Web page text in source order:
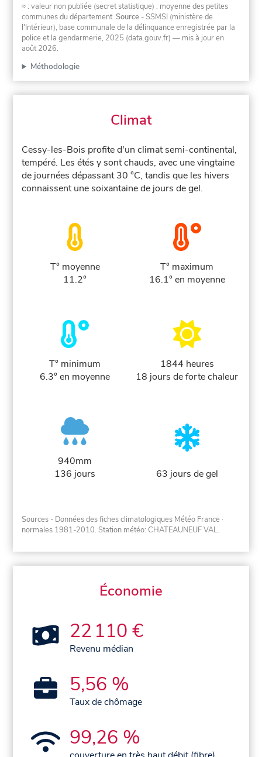
≈ : valeur non publiée (secret statistique) : moyenne des petites
communes du département.Source - SSMSI (ministère de
l'Intérieur), base communale de la délinquance enregistrée par la
police et la gendarmerie, 2025 (data.gouv.fr) — mis à jour en
août 2026.
Méthodologie
Climat
Cessy-les-Bois profite d'un climat semi-continental,
tempéré. Les étés y sont chauds, avec une vingtaine
de journées dépassant 30 °C, tandis que les hivers
connaissent une soixantaine de jours de gel.
T° moyenne
11.2°
T° maximum
16.1° en moyenne
T° minimum
6.3° en moyenne
1844 heures
18 jours de forte chaleur
940mm
136 jours
63 jours de gel
Sources - Données des fiches climatologiques Météo France ·
normales 1981-2010. Station météo: CHATEAUNEUF VAL.
Économie
22 110 €
Revenu médian
5,56 %
Taux de chômage
99,26 %